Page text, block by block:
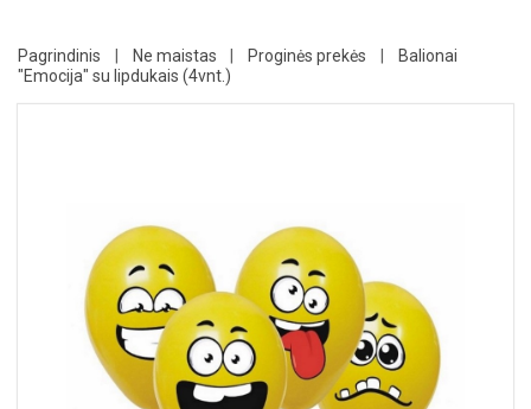
UŽKANDŽIAI
GĖRIMAI
NE
MAISTAS
RINKINIAI
🎁
Pagrindinis Ne maistas Proginės prekės
Balionai
"Emocija" su lipdukais (4vnt.)